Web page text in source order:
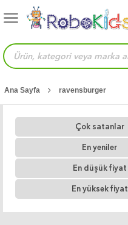
Ana Sayfa ravensburger
Çok satanlar
En yeniler
En düşük fiyat
En yüksek fiyat